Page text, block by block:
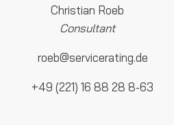
Christian Roeb
Consultant
roeb@servicerating.de
+49 (221) 16 88 28 8-63